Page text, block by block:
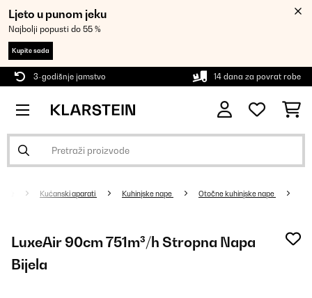
Ljeto u punom jeku
Najbolji popusti do 55 %
Kupite sada
3-godišnje jamstvo 14 dana za povrat robe
Kućanski aparati Kuhinjske nape Otočne kuhinjske nape
LuxeAir 90cm 751m³/h Stropna Napa
Bijela